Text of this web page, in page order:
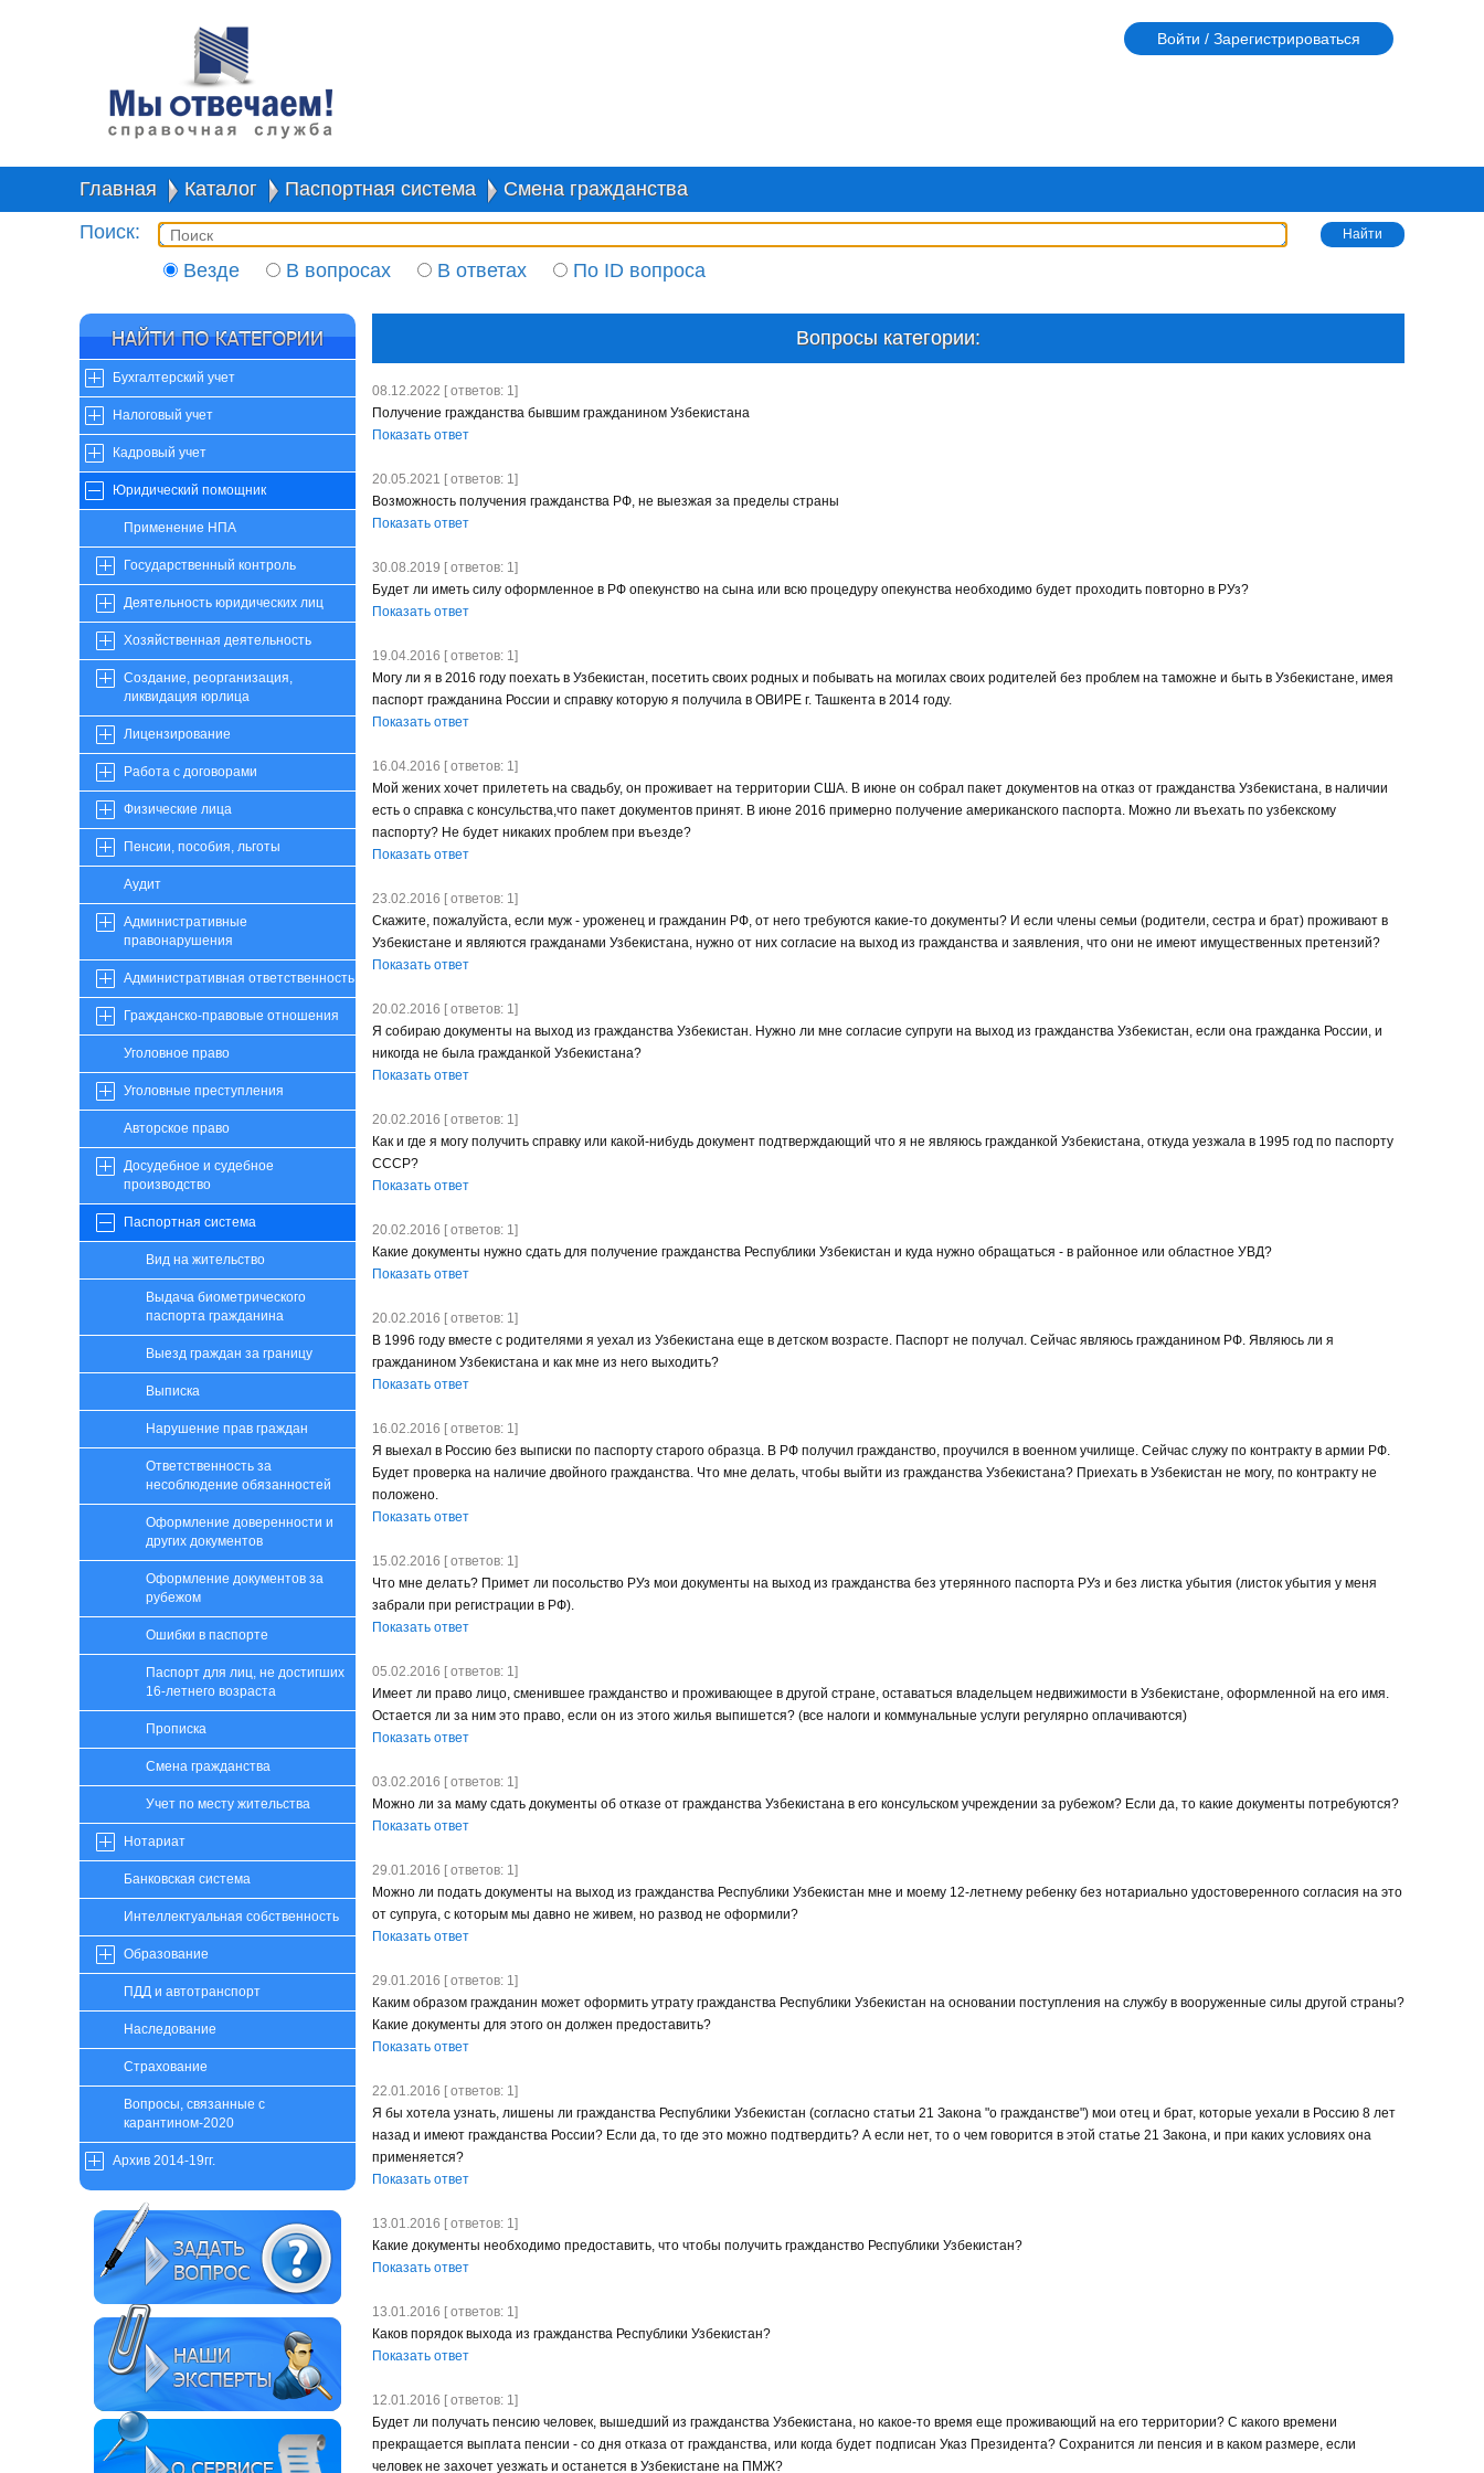
Войти / Зарегистрироваться
Главная Каталог Паспортная система
Смена гражданства
Поиск:
Везде
В вопросах В ответах По ID вопроса
Бухгалтерский учет
Налоговый учет
Кадровый учет
Юридический помощник
Применение НПА
Государственный контроль
Деятельность юридических лиц
Хозяйственная деятельность
Создание, реорганизация,
ликвидация юрлица
Лицензирование
Работа с договорами
Физические лица
Пенсии, пособия, льготы
Аудит
Административные
правонарушения
Административная ответственность
Гражданско-правовые отношения
Уголовное право
Уголовные преступления
Авторское право
Досудебное и судебное
производство
Паспортная система
Вид на жительство
Выдача биометрического
паспорта гражданина
Выезд граждан за границу
Выписка
Нарушение прав граждан
Ответственность за
несоблюдение обязанностей
Оформление доверенности и
других документов
Оформление документов за
рубежом
Ошибки в паспорте
Паспорт для лиц, не достигших
16-летнего возраста
Прописка
Смена гражданства
Учет по месту жительства
Нотариат
Банковская система
Интеллектуальная собственность
Образование
ПДД и автотранспорт
Наследование
Страхование
Вопросы, связанные с
карантином-2020
Архив 2014-19гг.
Вопросы категории:
08.12.2022 [ ответов: 1]
Получение гражданства бывшим гражданином Узбекистана
Показать ответ
20.05.2021 [ ответов: 1]
Возможность получения гражданства РФ, не выезжая за пределы страны
Показать ответ
30.08.2019 [ ответов: 1]
Будет ли иметь силу оформленное в РФ опекунство на сына или всю процедуру опекунства необходимо будет проходить повторно в РУз?
Показать ответ
19.04.2016 [ ответов: 1]
Могу ли я в 2016 году поехать в Узбекистан, посетить своих родных и побывать на могилах своих родителей без проблем на таможне и быть в Узбекистане, имея
паспорт гражданина России и справку которую я получила в ОВИРЕ г. Ташкента в 2014 году.
Показать ответ
16.04.2016 [ ответов: 1]
Мой жених хочет прилететь на свадьбу, он проживает на территории США. В июне он собрал пакет документов на отказ от гражданства Узбекистана, в наличии
есть о справка с консульства,что пакет документов принят. В июне 2016 примерно получение американского паспорта. Можно ли въехать по узбекскому
паспорту? Не будет никаких проблем при въезде?
Показать ответ
23.02.2016 [ ответов: 1]
Скажите, пожалуйста, если муж - уроженец и гражданин РФ, от него требуются какие-то документы? И если члены семьи (родители, сестра и брат) проживают в
Узбекистане и являются гражданами Узбекистана, нужно от них согласие на выход из гражданства и заявления, что они не имеют имущественных претензий?
Показать ответ
20.02.2016 [ ответов: 1]
Я собираю документы на выход из гражданства Узбекистан. Нужно ли мне согласие супруги на выход из гражданства Узбекистан, если она гражданка России, и
никогда не была гражданкой Узбекистана?
Показать ответ
20.02.2016 [ ответов: 1]
Как и где я могу получить справку или какой-нибудь документ подтверждающий что я не являюсь гражданкой Узбекистана, откуда уезжала в 1995 год по паспорту
СССР?
Показать ответ
20.02.2016 [ ответов: 1]
Какие документы нужно сдать для получение гражданства Республики Узбекистан и куда нужно обращаться - в районное или областное УВД?
Показать ответ
20.02.2016 [ ответов: 1]
В 1996 году вместе с родителями я уехал из Узбекистана еще в детском возрасте. Паспорт не получал. Сейчас являюсь гражданином РФ. Являюсь ли я
гражданином Узбекистана и как мне из него выходить?
Показать ответ
16.02.2016 [ ответов: 1]
Я выехал в Россию без выписки по паспорту старого образца. В РФ получил гражданство, проучился в военном училище. Сейчас служу по контракту в армии РФ.
Будет проверка на наличие двойного гражданства. Что мне делать, чтобы выйти из гражданства Узбекистана? Приехать в Узбекистан не могу, по контракту не
положено.
Показать ответ
15.02.2016 [ ответов: 1]
Что мне делать? Примет ли посольство РУз мои документы на выход из гражданства без утерянного паспорта РУз и без листка убытия (листок убытия у меня
забрали при регистрации в РФ).
Показать ответ
05.02.2016 [ ответов: 1]
Имеет ли право лицо, сменившее гражданство и проживающее в другой стране, оставаться владельцем недвижимости в Узбекистане, оформленной на его имя.
Остается ли за ним это право, если он из этого жилья выпишется? (все налоги и коммунальные услуги регулярно оплачиваются)
Показать ответ
03.02.2016 [ ответов: 1]
Можно ли за маму сдать документы об отказе от гражданства Узбекистана в его консульском учреждении за рубежом? Если да, то какие документы потребуются?
Показать ответ
29.01.2016 [ ответов: 1]
Можно ли подать документы на выход из гражданства Республики Узбекистан мне и моему 12-летнему ребенку без нотариально удостоверенного согласия на это
от супруга, с которым мы давно не живем, но развод не оформили?
Показать ответ
29.01.2016 [ ответов: 1]
Каким образом гражданин может оформить утрату гражданства Республики Узбекистан на основании поступления на службу в вооруженные силы другой страны?
Какие документы для этого он должен предоставить?
Показать ответ
22.01.2016 [ ответов: 1]
Я бы хотела узнать, лишены ли гражданства Республики Узбекистан (согласно статьи 21 Закона "о гражданстве") мои отец и брат, которые уехали в Россию 8 лет
назад и имеют гражданства России? Если да, то где это можно подтвердить? А если нет, то о чем говорится в этой статье 21 Закона, и при каких условиях она
применяется?
Показать ответ
13.01.2016 [ ответов: 1]
Какие документы необходимо предоставить, что чтобы получить гражданство Республики Узбекистан?
Показать ответ
13.01.2016 [ ответов: 1]
Каков порядок выхода из гражданства Республики Узбекистан?
Показать ответ
12.01.2016 [ ответов: 1]
Будет ли получать пенсию человек, вышедший из гражданства Узбекистана, но какое-то время еще проживающий на его территории? С какого времени
прекращается выплата пенсии - со дня отказа от гражданства, или когда будет подписан Указ Президента? Сохранится ли пенсия и в каком размере, если
человек не захочет уезжать и останется в Узбекистане на ПМЖ?